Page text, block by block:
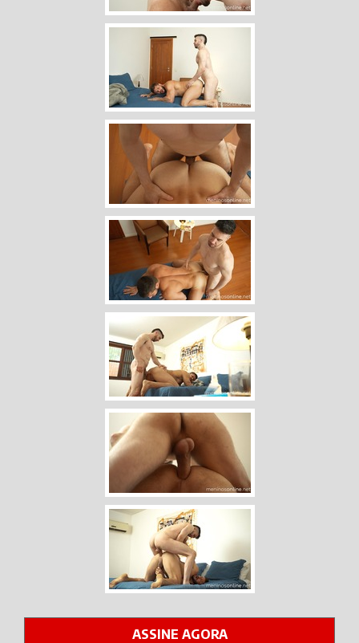
ASSINE AGORA